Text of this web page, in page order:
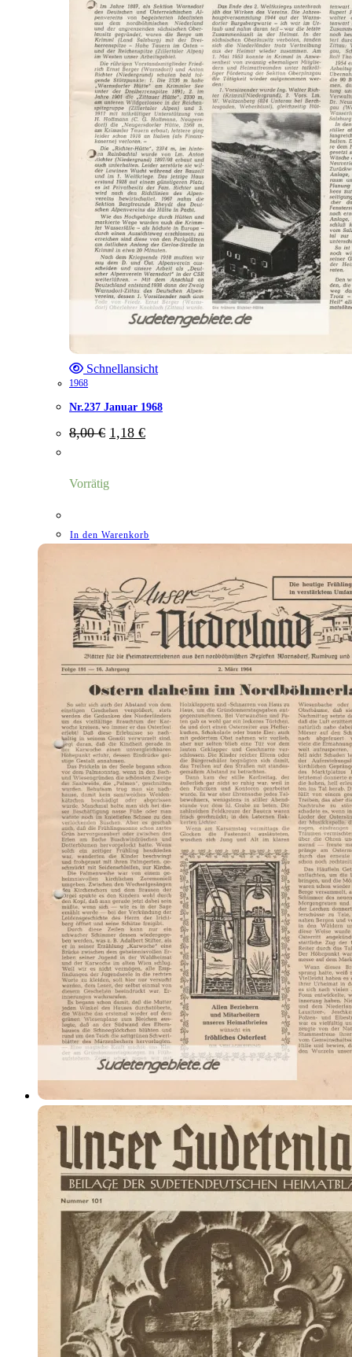
Schnellansicht
1968
Nr.237 Januar 1968
8,00€ Ursprünglicher
Preis
1,18 €Aktueller
Vorrätig
In den Warenkorb